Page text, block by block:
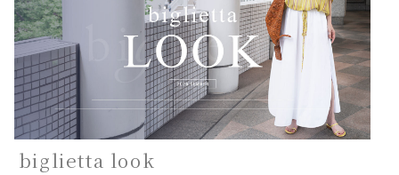
biglietta look